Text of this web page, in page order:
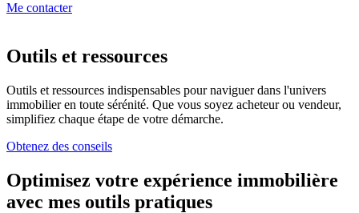
Me contacter
Outils et ressources
Outils et ressources indispensables pour naviguer dans l'univers
immobilier en toute sérénité. Que vous soyez acheteur ou vendeur,
simplifiez chaque étape de votre démarche.
Obtenez des conseils
Optimisez votre expérience immobilière
avec mes outils pratiques